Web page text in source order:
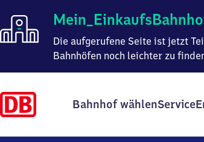
Mein
Einkaufsbahnhof
ist
umgezogen
Die aufgerufene Seite ist jetzt
Bahnhöfen noch leichter zu
Bahnhof wählenService